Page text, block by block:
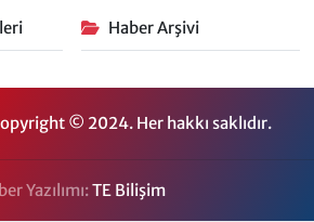
Haber Arşivi
© 2024. Her hakkı saklıdır.
Yazılımı:TE Bilişim